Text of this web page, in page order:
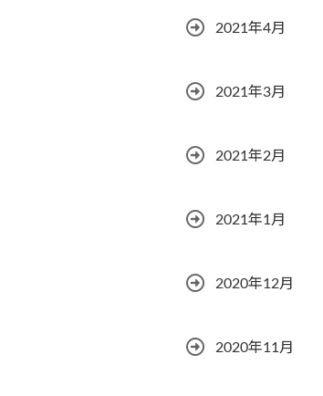
2021年4月
2021年3月
2021年2月
2021年1月
2020年12月
2020年11月